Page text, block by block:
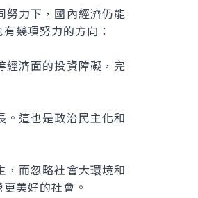
力下，國內經濟仍能
幾項努力的方向：
濟面的投資障礙，完
這也是政治民主化和
而忽略社會大環境和
美好的社會。